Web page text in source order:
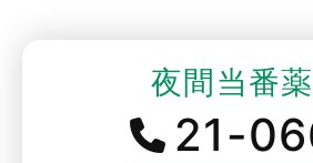
夜間当番
21-